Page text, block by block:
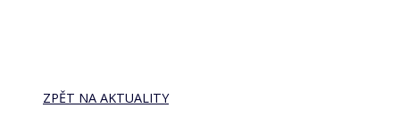
ZPĚT NA AKTUALITY